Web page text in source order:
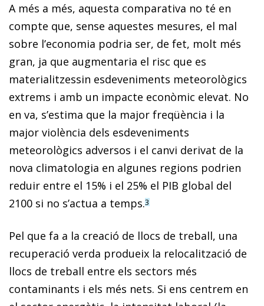
A més a més, aquesta comparativa no té en
compte que, sense aquestes mesures, el mal
sobre l’economia podria ser, de fet, molt més
gran, ja que augmentaria el risc que es
materialitzessin esdeveniments meteorològics
extrems i amb un impacte econòmic elevat. No
en va, s’estima que la major freqüència i la
major violència dels esdeveniments
meteorològics adversos i el canvi derivat de la
nova climatologia en algunes regions podrien
reduir entre el 15% i el 25% el PIB global del
2100 si no s’actua a temps.3
Pel que fa a la creació de llocs de treball, una
recuperació verda produeix la relocalització de
llocs de treball entre els sectors més
contaminants i els més nets. Si ens centrem en